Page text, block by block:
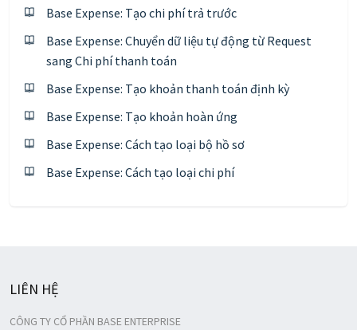
Base Expense: Tạo chi phí trả trước
Base Expense: Chuyển dữ liệu tự động từ Request
sang Chi phí thanh toán
Base Expense: Tạo khoản thanh toán định kỳ
Base Expense: Tạo khoản hoàn ứng
Base Expense: Cách tạo loại bộ hồ sơ
Base Expense: Cách tạo loại chi phí
LIÊN HỆ
CÔNG TY CỔ PHẦN BASE ENTERPRISE